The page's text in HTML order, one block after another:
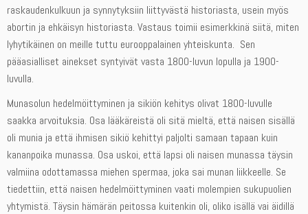
raskaudenkulkuun ja synnytyksiin liittyvästä historiasta, usein myös
abortin ja ehkäisyn historiasta. Vastaus toimii esimerkkinä siitä, miten
lyhytikäinen on meille tuttu eurooppalainen yhteiskunta. Sen
pääasialliset ainekset syntyivät vasta 1800-luvun lopulla ja 1900-
luvulla.
Munasolun hedelmöittyminen ja sikiön kehitys olivat 1800-luvulle
saakka arvoituksia. Osa lääkäreistä oli sitä mieltä, että naisen sisällä
oli munia ja että ihmisen sikiö kehittyi paljolti samaan tapaan kuin
kananpoika munassa. Osa uskoi, että lapsi oli naisen munassa täysin
valmiina odottamassa miehen spermaa, joka sai munan liikkeelle. Se
tiedettiin, että naisen hedelmöittyminen vaati molempien sukupuolien
yhtymistä. Täysin hämärän peitossa kuitenkin oli, oliko isällä vai äidillä